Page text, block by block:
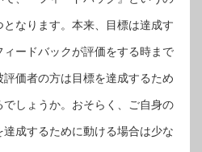
なります。本来、目標は達成す
ードバックが評価をする時まで
価者の方は目標を達成するため
しょうか。おそらく、ご自身の
成するために動ける場合は少な